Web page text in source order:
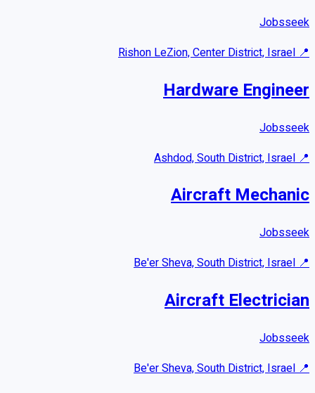
Jobsseek
📍
Rishon LeZion, Center District, Israel
Hardware Engineer
Jobsseek
📍
Ashdod, South District, Israel
Aircraft Mechanic
Jobsseek
📍
Be'er Sheva, South District, Israel
Aircraft Electrician
Jobsseek
📍
Be'er Sheva, South District, Israel